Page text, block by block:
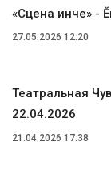
«Сцена ҫинче» -
27.05.2026 12:20
Театральная
22.04.2026
21.04.2026 17:38